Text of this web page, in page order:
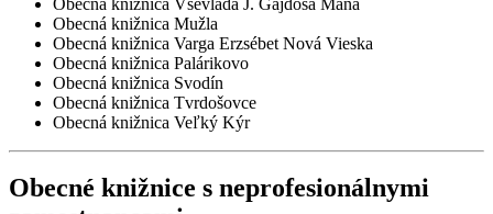
Obecná knižnica Mužla
Obecná knižnica Varga Erzsébet Nová Vieska
Obecná knižnica Palárikovo
Obecná knižnica Svodín
Obecná knižnica Tvrdošovce
Obecná knižnica Veľký Kýr
Obecné knižnice s neprofesionálnymi